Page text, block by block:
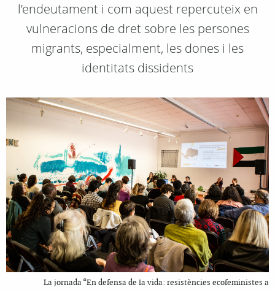
l’endeutament i com aquest repercuteix en
vulneracions de dret sobre les persones
migrants, especialment, les dones i les
identitats dissidents
La jornada “En defensa de la vida: resistències ecofeministes a